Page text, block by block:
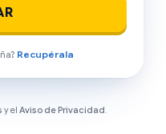
Recupérala
y el Aviso de Privacidad.